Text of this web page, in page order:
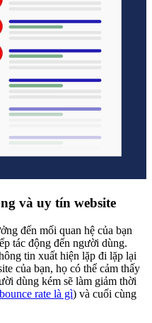
và uy tín website
đến mối quan hệ của bạn
tác động đến người dùng.
tin xuất hiện lặp đi lặp lại
của bạn, họ có thể cảm thấy
dùng kém sẽ làm giảm thời
bounce rate là gì) và cuối cùng